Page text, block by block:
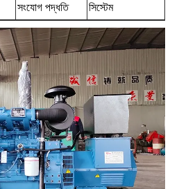
সংযোগ পদ্ধতি
সিস্টেম